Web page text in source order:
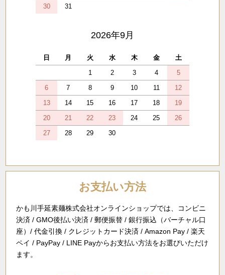
30
31
2026年9月
日 月 火 水 木 金
土
1
2 3 4
5
6
7 8 9 10 11
12
13
14 15 16 17 18
19
20
21 22 23 24 25
26
27
28 29 30
お支払い方法
かも川手延素麺株式会社オンラインショップでは、コンビニ
決済 / GMO後払い決済 / 郵便振替 / 銀行振込（バーチャル口
座）/ 代金引換 / クレジットカード決済 / Amazon Pay / 楽天
ペイ / PayPay / LINE Payからお支払い方法をお選びいただけ
ます。